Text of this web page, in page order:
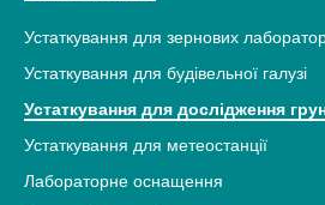
Устаткування для зернових
Устаткування для будівельної галузі
Устаткування для дослідження
Устаткування для метеостанції
Лабораторне оснащення